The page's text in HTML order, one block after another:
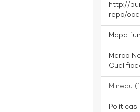
http://
repo/
Mapa
Marco
Minedu
Políticas